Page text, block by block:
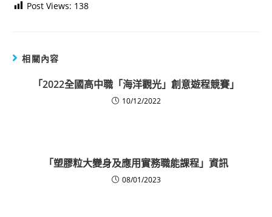
Post Views: 138
相關內容
「2022全國高中職「海洋觀光」創意遊程競賽」
10/12/2022
「塑膠粒大變身及應用實務職能課程」資訊
08/01/2023